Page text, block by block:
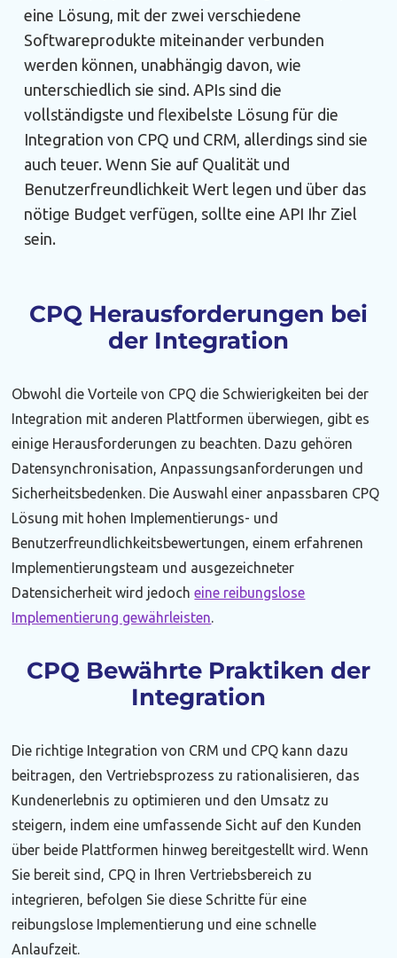
eine Lösung, mit der zwei verschiedene
Softwareprodukte miteinander verbunden
werden können, unabhängig davon, wie
unterschiedlich sie sind. APIs sind die
vollständigste und flexibelste Lösung für die
Integration von CPQ und CRM, allerdings sind sie
auch teuer. Wenn Sie auf Qualität und
Benutzerfreundlichkeit Wert legen und über das
nötige Budget verfügen, sollte eine API Ihr Ziel
sein.
CPQ Herausforderungen bei
der Integration
Obwohl die Vorteile von CPQ die Schwierigkeiten bei der
Integration mit anderen Plattformen überwiegen, gibt es
einige Herausforderungen zu beachten. Dazu gehören
Datensynchronisation, Anpassungsanforderungen und
Sicherheitsbedenken. Die Auswahl einer anpassbaren CPQ
Lösung mit hohen Implementierungs- und
Benutzerfreundlichkeitsbewertungen, einem erfahrenen
Implementierungsteam und ausgezeichneter
Datensicherheit wird jedocheine reibungslose
Implementierung gewährleisten.
CPQ Bewährte Praktiken der
Integration
Die richtige Integration von CRM und CPQ kann dazu
beitragen, den Vertriebsprozess zu rationalisieren, das
Kundenerlebnis zu optimieren und den Umsatz zu
steigern, indem eine umfassende Sicht auf den Kunden
über beide Plattformen hinweg bereitgestellt wird. Wenn
Sie bereit sind, CPQ in Ihren Vertriebsbereich zu
integrieren, befolgen Sie diese Schritte für eine
reibungslose Implementierung und eine schnelle
Anlaufzeit.